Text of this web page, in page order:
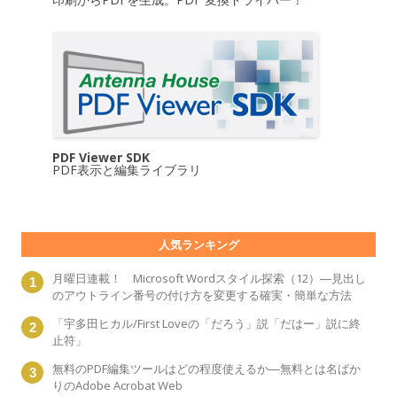
PDF Viewer SDK
PDF表示と編集ライブラリ
人気ランキング
月曜日連載！ Microsoft Wordスタイル探索（12）―見出し
のアウトライン番号の付け方を変更する確実・簡単な方法
「宇多田ヒカル/First Loveの「だろう」説「だはー」説に終
止符」
無料のPDF編集ツールはどの程度使えるか―無料とは名ばか
りのAdobe Acrobat Web